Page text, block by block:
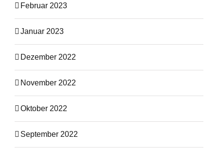
Februar 2023
Januar 2023
Dezember 2022
November 2022
Oktober 2022
September 2022